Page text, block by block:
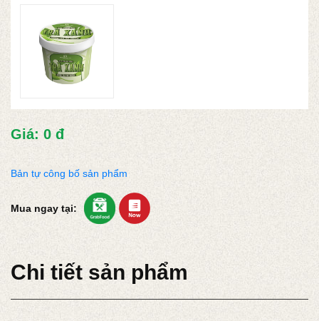
Giá: 0 đ
Bản tự công bố sản phẩm
Mua ngay tại:
Chi tiết sản phẩm